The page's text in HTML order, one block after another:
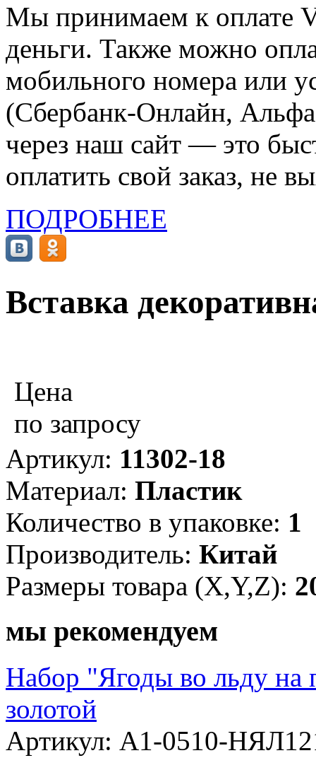
Мы принимаем к оплате
деньги. Также можно
мобильного номера или
(Сбербанк-Онлайн,
через наш сайт — это
оплатить свой заказ, не
ПОДРОБНЕЕ
Вставка
Цена
по запросу
Артикул: 11302-18
Материал: Пластик
Количество в упаковке: 1
Производитель: Китай
Размеры товара (X,Y,Z):
мы рекомендуем
Набор "Ягоды во льду
золотой
Артикул: А1-0510-